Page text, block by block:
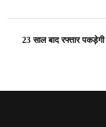
23 साल बाद रफ्तार पकड़ेगी